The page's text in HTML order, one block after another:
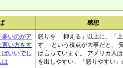
感想
多いのがア
言い方をす
いいでし
は
怒りを 「抑える」以上に、「
す」 という視点が大事だと、
は言っています。 アメリカ人
を出しやすい」「怒りやすい」